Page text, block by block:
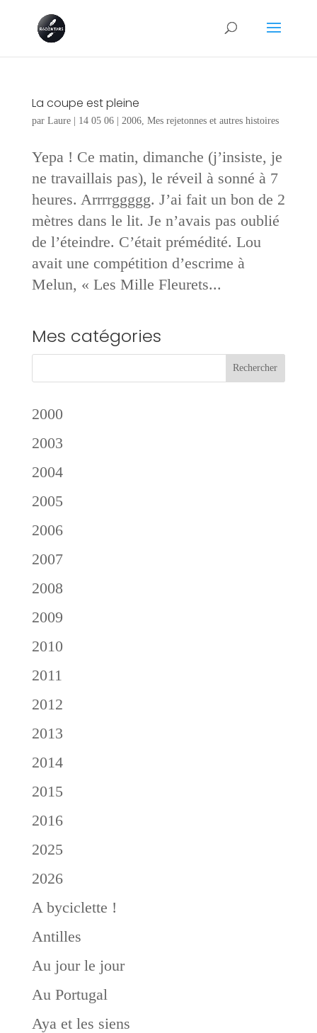
La coupe est pleine
par Laure| 14 05 06| 2006, Mes rejetonnes et autres histoires
Yepa ! Ce matin, dimanche (j’insiste, je
ne travaillais pas), le réveil à sonné à 7
heures. Arrrrggggg. J’ai fait un bon de 2
mètres dans le lit. Je n’avais pas oublié
de l’éteindre. C’était prémédité. Lou
avait une compétition d’escrime à
Melun, « Les Mille Fleurets...
Mes catégories
2000
2003
2004
2005
2006
2007
2008
2009
2010
2011
2012
2013
2014
2015
2016
2025
2026
A byciclette !
Antilles
Au jour le jour
Au Portugal
Aya et les siens